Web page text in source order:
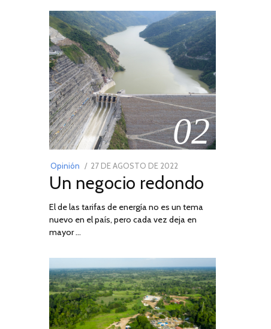
02
Opinión
POSTED
ON
27 DE AGOSTO DE 2022
DE
DE
2022
Un negocio redondo
El de las tarifas de energía no es un tema
nuevo en el país, pero cada vez deja en
mayor …